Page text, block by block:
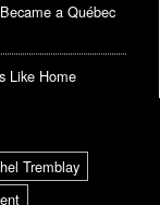
a Québec
Like Home
Tremblay